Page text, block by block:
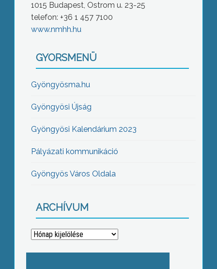
1015 Budapest, Ostrom u. 23-25
telefon: +36 1 457 7100
www.nmhh.hu
GYORSMENÜ
Gyöngyösma.hu
Gyöngyösi Újság
Gyöngyösi Kalendárium 2023
Pályázati kommunikáció
Gyöngyös Város Oldala
ARCHÍVUM
Archívum